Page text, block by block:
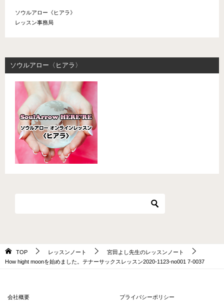
ソウルアロー《ヒアラ》
レッスン事務局
ソウルアロー〈ヒアラ〉
TOP レッスンノート
宮田よし先生のレッスンノート
How hight moonを始めました。テナーサックスレッスン2020-1123-no001 7-0037
会社概要 プライバシーポリシー